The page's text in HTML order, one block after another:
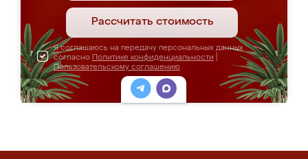
Рассчитать стоимость
Я соглашаюсь на передачу персональных данных
согласно Политике конфиденциальности
Пользовательскому соглашению